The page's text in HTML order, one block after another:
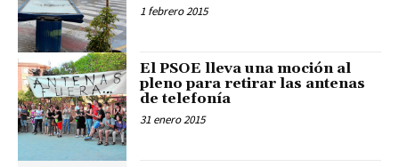
1 febrero 2015
El PSOE lleva una moción al
pleno para retirar las antenas
de telefonía
31 enero 2015